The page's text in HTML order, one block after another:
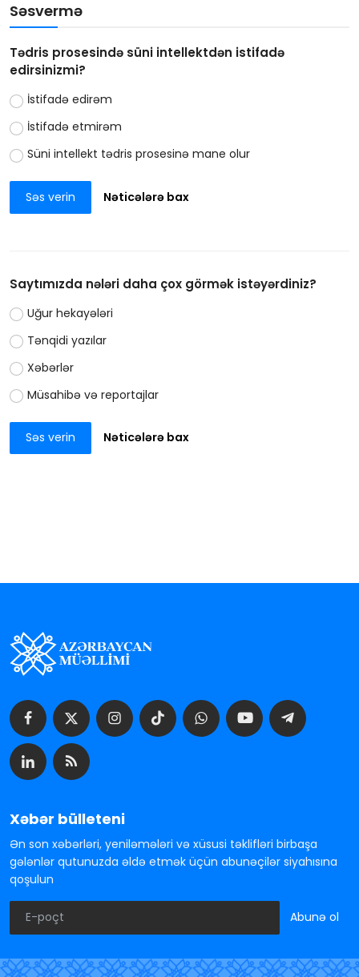
Səsvermə
Tədris prosesində süni intellektdən istifadə
edirsinizmi?
İstifadə edirəm
İstifadə etmirəm
Süni intellekt tədris prosesinə mane olur
Səs verin Nəticələrə bax
Saytımızda nələri daha çox görmək istəyərdiniz?
Uğur hekayələri
Tənqidi yazılar
Xəbərlər
Müsahibə və reportajlar
Səs verin Nəticələrə bax
Xəbər bülleteni
Ən son xəbərləri, yeniləmələri və xüsusi təklifləri birbaşa
gələnlər qutunuzda əldə etmək üçün abunəçilər siyahısına
qoşulun
Abunə ol